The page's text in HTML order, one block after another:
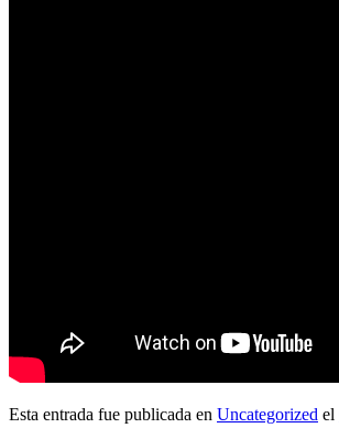
Esta entrada fue publicada en Uncategorized el